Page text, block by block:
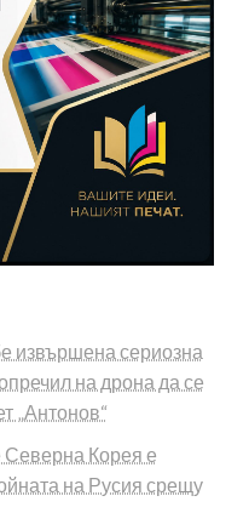
извършена сериозна
на дрона да се
„Антонов“
Северна Корея е
на Русия срещу